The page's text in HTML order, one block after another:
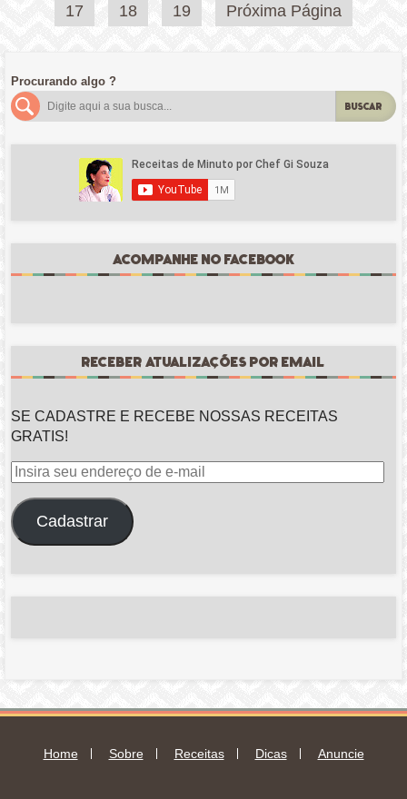
17
18 19 Próxima Página
Procurando algo ?
BUSCAR
ACOMPANHE NO FACEBOOK
RECEBER ATUALIZAÇÕES POR EMAIL
SE CADASTRE E RECEBE NOSSAS RECEITAS
GRATIS!
Insira
endereço
de
Cadastrar
Home Sobre Receitas Dicas Anuncie